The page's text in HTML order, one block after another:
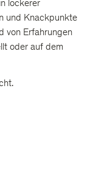
lockerer
und Knackpunkte
von Erfahrungen
oder auf dem